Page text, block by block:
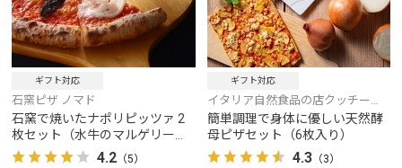
ギフト対応
石窯ピザ ノマド
石窯で焼いたナポリピッツァ 2
枚セット（水牛のマルゲリー
タ）
4.2 （5）
ギフト対応
イタリア自然食品の店クッチー
ナ・リナルド
簡単調理で身体に優しい天然酵
母ピザセット（6枚入り）
4.3（3）